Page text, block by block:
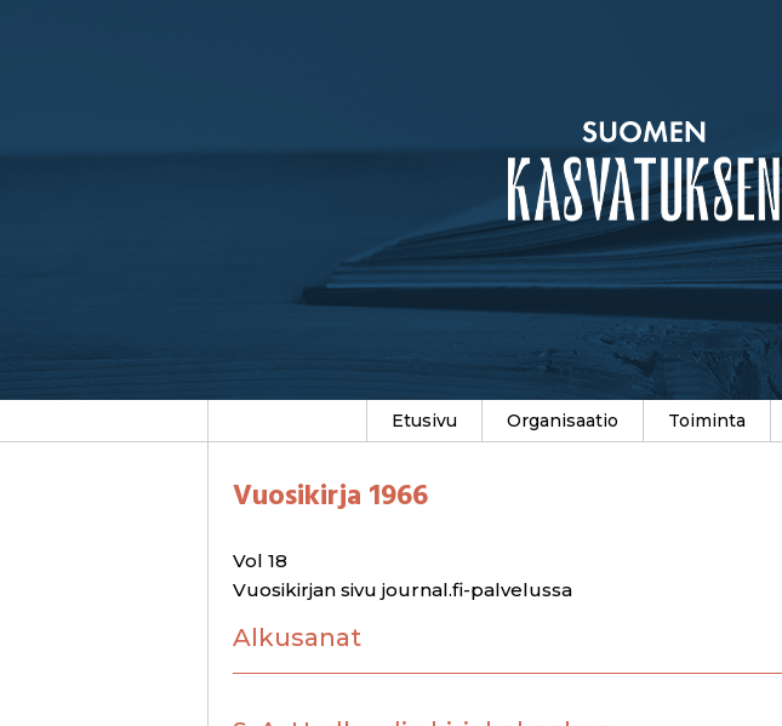
Etusivu Organisaatio Toiminta
Vuosikirja 1966
Vol 18
Vuosikirjan sivu journal.fi-palvelussa
Alkusanat